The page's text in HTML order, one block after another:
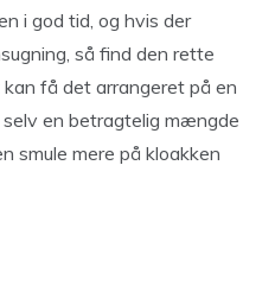
i god tid, og hvis der
så find den rette
få det arrangeret på en
en betragtelig mængde
smule mere på kloakken